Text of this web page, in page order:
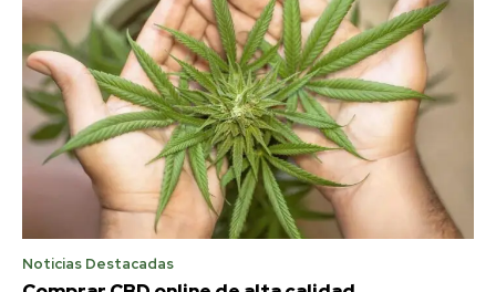
Noticias Destacadas